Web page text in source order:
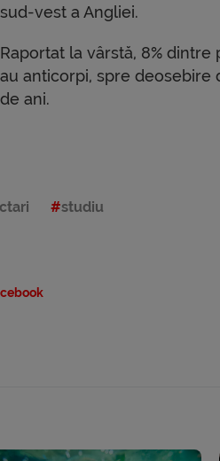
sud-vest a Angliei.
Raportat la vârstă, 8%
au anticorpi, spre deosebire
de ani.
studiu